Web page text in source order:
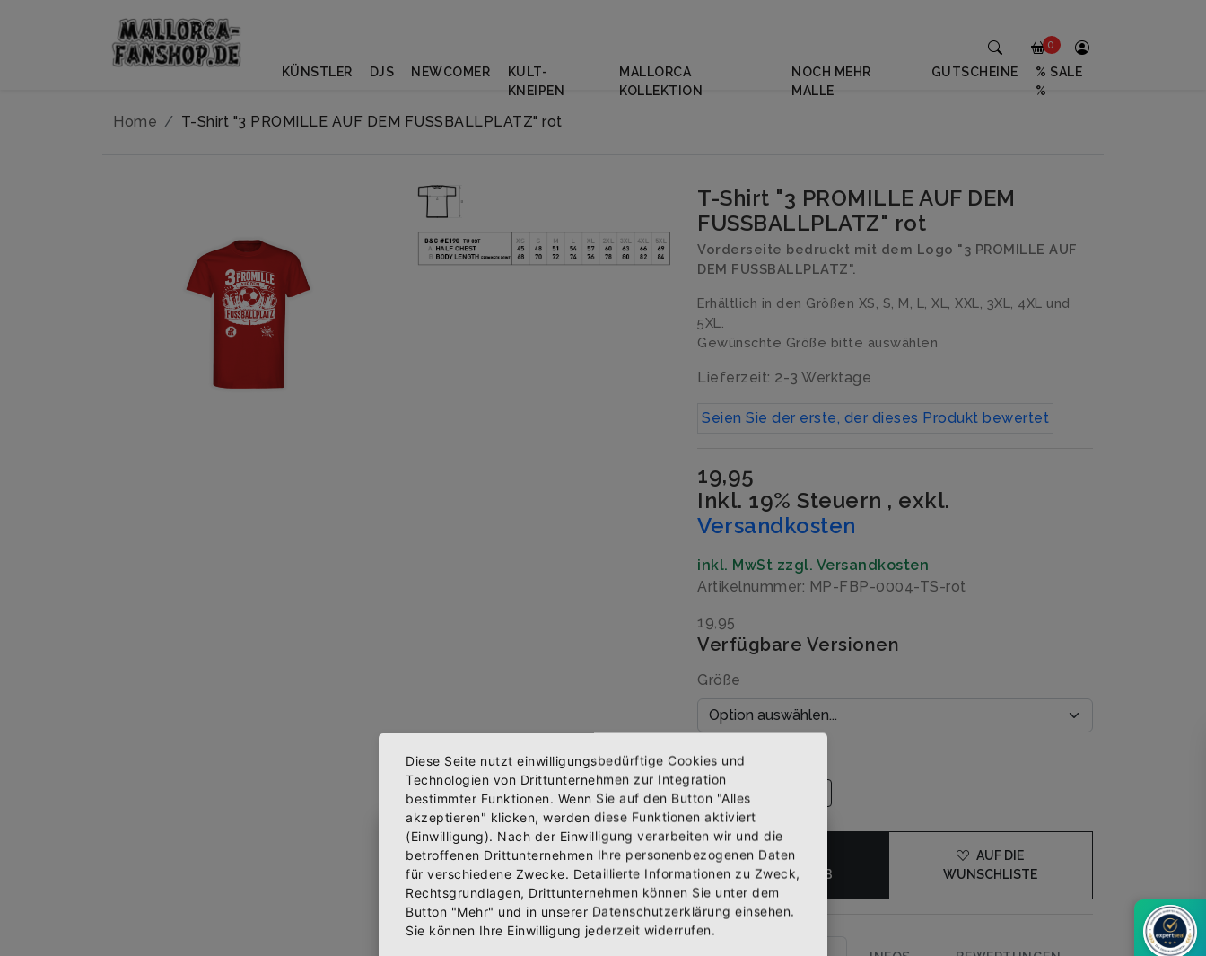
Home T-Shirt "3 PROMILLE AUF DEM FUSSBALLPLATZ" rot
T-Shirt "3 PROMILLE AUF DEM
FUSSBALLPLATZ" rot
Vorderseite bedruckt mit dem Logo "3 PROMILLE AUF
DEM FUSSBALLPLATZ".
Erhältlich in den Größen XS, S, M, L, XL, XXL, 3XL, 4XL und
5XL.
Gewünschte Größe bitte auswählen
Lieferzeit: 2-3 Werktage
Seien Sie der erste, der dieses Produkt bewertet
19,95
Inkl. 19% Steuern , exkl.
Versandkosten
inkl. MwSt zzgl. Versandkosten
Artikelnummer: MP-FBP-0004-TS-rot
19,95
Verfügbare Versionen
Größe
Menge
IN DEN
WARENKORB
AUF DIE
WUNSCHLISTE
Abonniere jetzt unseren Newsletter
Bekomme die aktuellsten News über neue Produkte und
zudem einen 10% Gutschein für deine nächste
Bestellung.
0
KÜNSTLER DJS NEWCOMER
KULT-
KNEIPEN
MALLORCA
KOLLEKTION
NOCH MEHR
MALLE
GUTSCHEINE
% SALE
%
Diese Seite nutzt einwilligungsbedürftige Cookies und
Technologien von Drittunternehmen zur Integration
bestimmter Funktionen. Wenn Sie auf den Button "Alles
akzeptieren" klicken, werden diese Funktionen aktiviert
(Einwilligung). Nach der Einwilligung verarbeiten wir und die
betroffenen Drittunternehmen Ihre personenbezogenen Daten
für verschiedene Zwecke. Detaillierte Informationen zu Zweck,
Rechtsgrundlagen, Drittunternehmen können Sie unter dem
Button "Mehr" und in unserer Datenschutzerklärung einsehen.
Sie können Ihre Einwilligung jederzeit widerrufen.